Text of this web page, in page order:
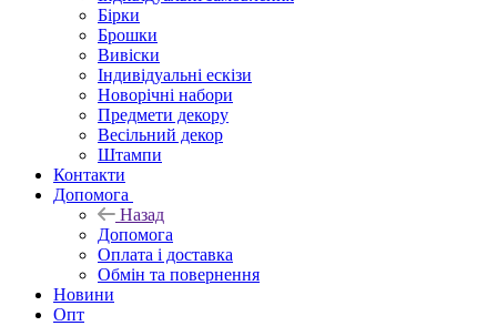
Бірки
Брошки
Вивіски
Індивідуальні ескізи
Новорічні набори
Предмети декору
Весільний декор
Штампи
Контакти
Допомога
Назад
Допомога
Оплата і доставка
Обмін та повернення
Новини
Опт